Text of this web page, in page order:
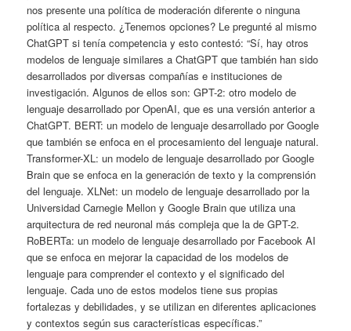
nos presente una política de moderación diferente o ninguna
política al respecto. ¿Tenemos opciones? Le pregunté al mismo
ChatGPT si tenía competencia y esto contestó: “Sí, hay otros
modelos de lenguaje similares a ChatGPT que también han sido
desarrollados por diversas compañías e instituciones de
investigación. Algunos de ellos son: GPT-2: otro modelo de
lenguaje desarrollado por OpenAI, que es una versión anterior a
ChatGPT. BERT: un modelo de lenguaje desarrollado por Google
que también se enfoca en el procesamiento del lenguaje natural.
Transformer-XL: un modelo de lenguaje desarrollado por Google
Brain que se enfoca en la generación de texto y la comprensión
del lenguaje. XLNet: un modelo de lenguaje desarrollado por la
Universidad Carnegie Mellon y Google Brain que utiliza una
arquitectura de red neuronal más compleja que la de GPT-2.
RoBERTa: un modelo de lenguaje desarrollado por Facebook AI
que se enfoca en mejorar la capacidad de los modelos de
lenguaje para comprender el contexto y el significado del
lenguaje. Cada uno de estos modelos tiene sus propias
fortalezas y debilidades, y se utilizan en diferentes aplicaciones
y contextos según sus características específicas.”